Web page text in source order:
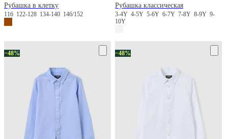
Рубашка в клетку
116 122-128 134-140 146/152
Рубашка классическая
3-4Y4-5Y5-6Y6-7Y7-8Y8-9Y9-
10Y
−48% −48%